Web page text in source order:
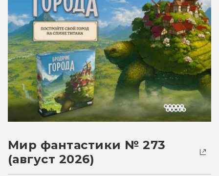
Мир фантастики № 273
(август 2026)